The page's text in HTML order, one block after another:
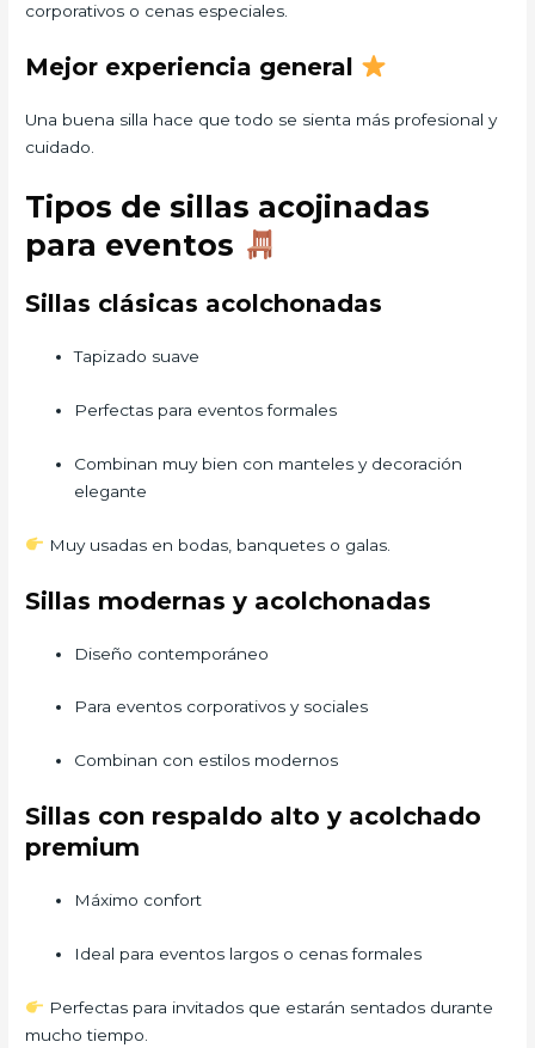
corporativos o cenas especiales.
Mejor experiencia general
Una buena silla hace que todo se sienta más profesional y
cuidado.
Tipos de sillas acojinadas
para eventos
Sillas clásicas acolchonadas
Tapizado suave
Perfectas para eventos formales
Combinan muy bien con manteles y decoración
elegante
Muy usadas en bodas, banquetes o galas.
Sillas modernas y acolchonadas
Diseño contemporáneo
Para eventos corporativos y sociales
Combinan con estilos modernos
Sillas con respaldo alto y acolchado
premium
Máximo confort
Ideal para eventos largos o cenas formales
Perfectas para invitados que estarán sentados durante
mucho tiempo.